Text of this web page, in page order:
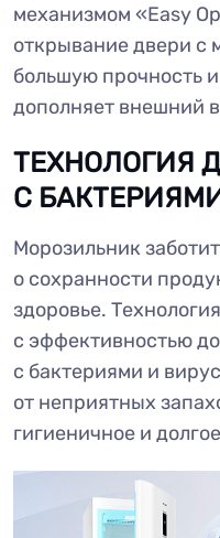
механизмом «Easy
открывание двери с
большую прочность
дополняет внешний
ТЕХНОЛОГИЯ
С
Морозильник
о сохранности
здоровье.
с эффективностью
с бактериями и
от неприятных
гигиеничное и